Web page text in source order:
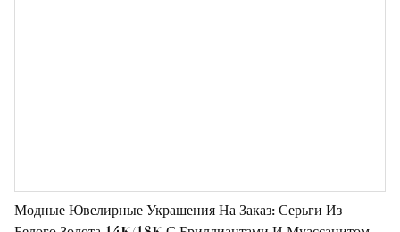
Модные Ювелирные Украшения На Заказ: Серьги Из